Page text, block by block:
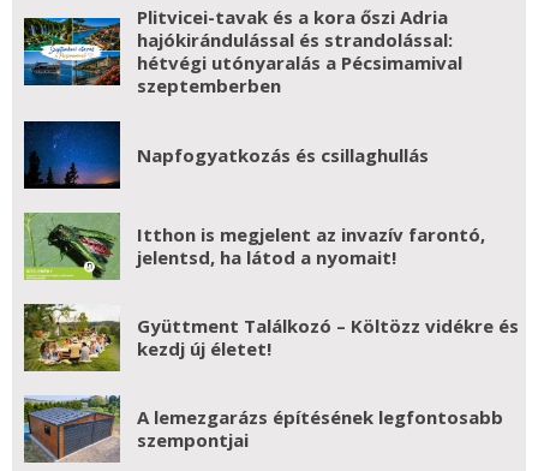
Plitvicei-tavak és a kora őszi Adria
hajókirándulással és strandolással:
hétvégi utónyaralás a Pécsimamival
szeptemberben
Napfogyatkozás és csillaghullás
Itthon is megjelent az invazív farontó,
jelentsd, ha látod a nyomait!
Gyüttment Találkozó – Költözz vidékre és
kezdj új életet!
A lemezgarázs építésének legfontosabb
szempontjai